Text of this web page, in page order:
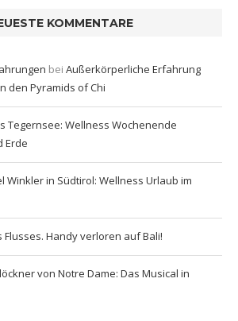
KOMMENTARE
bei Außerkörperliche Erfahrung
den Pyramids of Chi
Tegernsee: Wellness Wochenende
Erde
Winkler in Südtirol: Wellness Urlaub im
Flusses. Handy verloren auf Bali!
von Notre Dame: Das Musical in